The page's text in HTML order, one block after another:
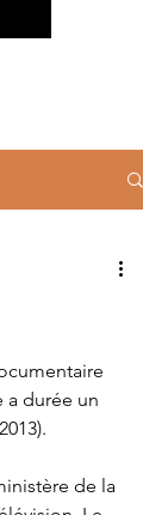
a durée un
de la